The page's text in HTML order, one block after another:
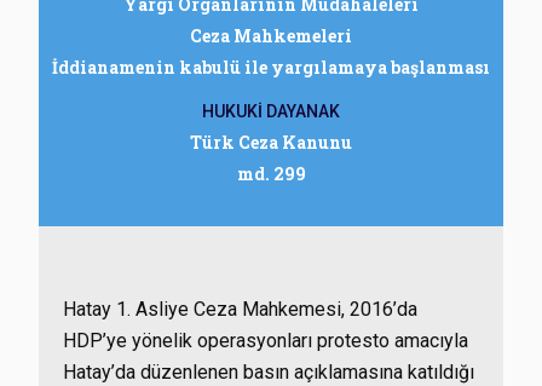
Ceza Mahkemeleri
İddianamenin kabulü ile yargılamaya başlanması
HUKUKİ DAYANAK
Türk Ceza Kanunu
md. 299
Hatay 1. Asliye Ceza Mahkemesi, 2016’da
HDP’ye yönelik operasyonları protesto amacıyla
Hatay’da düzenlenen basın açıklamasına katıldığı